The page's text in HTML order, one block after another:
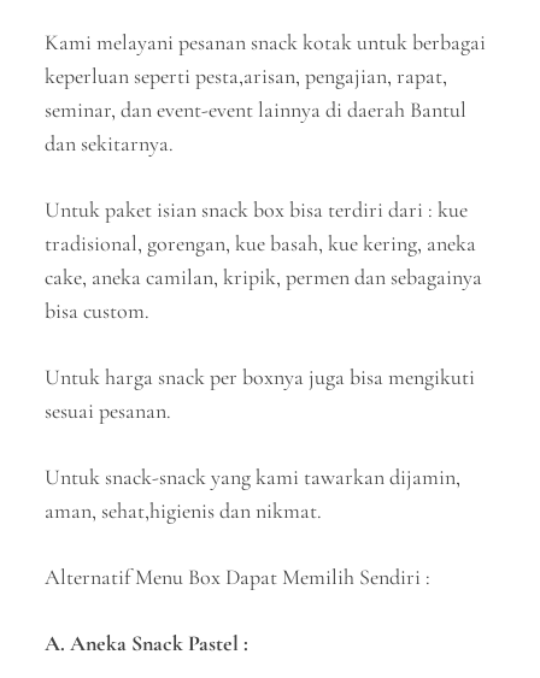
Kami melayani pesanan snack kotak untuk berbagai
keperluan seperti pesta,arisan, pengajian, rapat,
seminar, dan event-event lainnya di daerah Bantul
dan sekitarnya.
Untuk paket isian snack box bisa terdiri dari : kue
tradisional, gorengan, kue basah, kue kering, aneka
cake, aneka camilan, kripik, permen dan sebagainya
bisa custom.
Untuk harga snack per boxnya juga bisa mengikuti
sesuai pesanan.
Untuk snack-snack yang kami tawarkan dijamin,
aman, sehat,higienis dan nikmat.
Alternatif Menu Box Dapat Memilih Sendiri :
A. Aneka Snack Pastel :